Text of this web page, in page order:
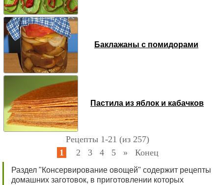
Баклажаны с помидорами
Пастила из яблок и кабачков
Рецепты 1-21 (из 257)
1
2 3 4 5 » Конец
Раздел "Консервирование овощей" содержит рецепты
домашних заготовок, в приготовлении которых